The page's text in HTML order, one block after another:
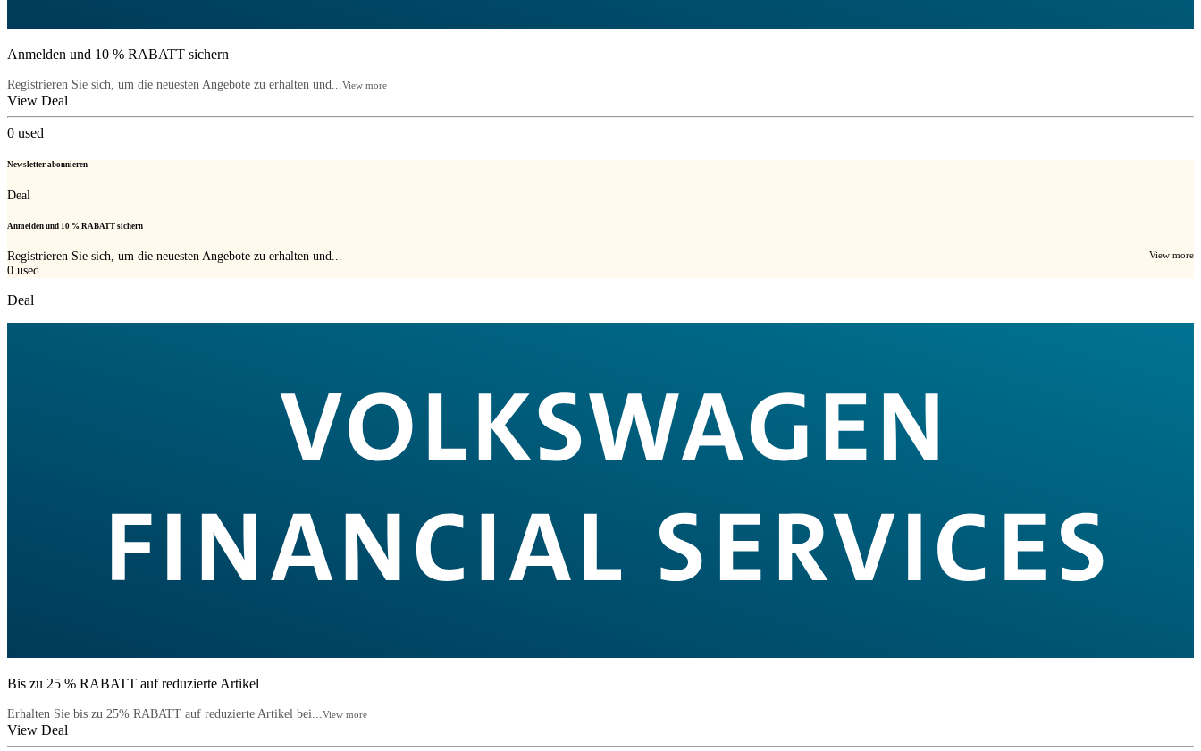
Anmelden und 10 % RABATT sichern
Registrieren Sie sich, um die neuesten Angebote zu erhalten und...View more
View Deal
0 used
Newsletter abonnieren
Deal
Anmelden und 10 % RABATT sichern
Registrieren Sie sich, um die neuesten Angebote zu erhalten und... View more
0 used
Deal
Bis zu 25 % RABATT auf reduzierte Artikel
Erhalten Sie bis zu 25% RABATT auf reduzierte Artikel bei...View more
View Deal